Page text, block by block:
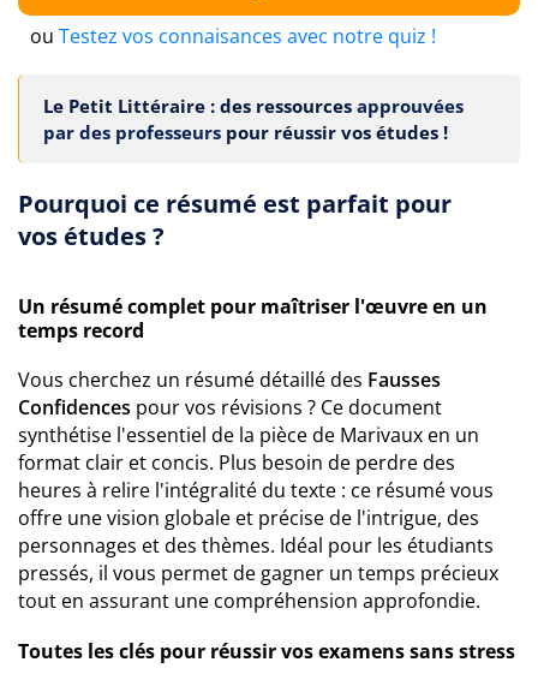
ou Testez vos connaisances avec notre quiz !
Le Petit Littéraire : des ressources approuvées
par des professeurs pour réussir vos études !
Pourquoi ce résumé est parfait pour
vos études ?
Un résumé complet pour maîtriser l'œuvre en un
temps record
Vous cherchez un résumé détaillé des Fausses
Confidences pour vos révisions ? Ce document
synthétise l'essentiel de la pièce de Marivaux en un
format clair et concis. Plus besoin de perdre des
heures à relire l'intégralité du texte : ce résumé vous
offre une vision globale et précise de l'intrigue, des
personnages et des thèmes. Idéal pour les étudiants
pressés, il vous permet de gagner un temps précieux
tout en assurant une compréhension approfondie.
Toutes les clés pour réussir vos examens sans stress